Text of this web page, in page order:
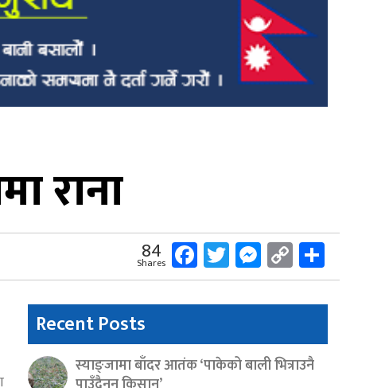
राना
84
Shares Facebook
Twitter
Messenger
Copy
Link
Recent Posts
स्याङ्जामा बाँदर आतंक ‘पाकेको बाली भित्राउनै